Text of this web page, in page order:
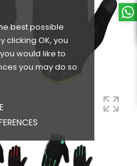
best possible
clicking OK, you
would like to
you may do so